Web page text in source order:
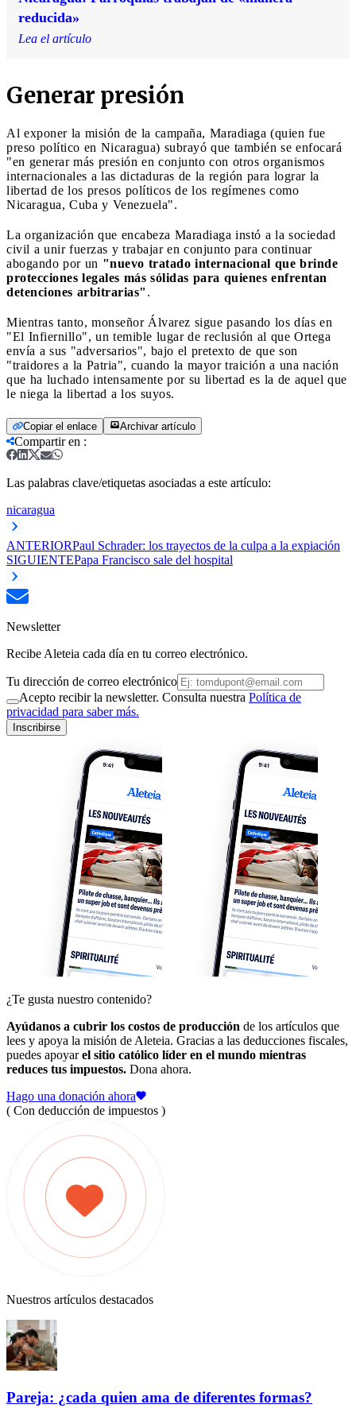
reducida»
Lea el artículo
Generar presión
Al exponer la misión de la campaña, Maradiaga (quien fue
preso político en Nicaragua) subrayó que también se enfocará
"en generar más presión en conjunto con otros organismos
internacionales a las dictaduras de la región para lograr la
libertad de los presos políticos de los regímenes como
Nicaragua, Cuba y Venezuela".
La organización que encabeza Maradiaga instó a la sociedad
civil a unir fuerzas y trabajar en conjunto para continuar
abogando por un "nuevo tratado internacional que brinde
protecciones legales más sólidas para quienes enfrentan
detenciones arbitrarias" .
Mientras tanto, monseñor Álvarez sigue pasando los días en
"El Infiernillo", un temible lugar de reclusión al que Ortega
envía a sus "adversarios", bajo el pretexto de que son
"traidores a la Patria", cuando la mayor traición a una nación
que ha luchado intensamente por su libertad es la de aquel que
le niega la libertad a los suyos.
Copiar el enlace Archivar artículo
Compartir en :
Las palabras clave/etiquetas asociadas a este artículo:
nicaragua
ANTERIORPaul Schrader: los trayectos de la culpa a la expiación
SIGUIENTEPapa Francisco sale del hospital
Newsletter
Recibe Aleteia cada día en tu correo electrónico.
Tu dirección de correo electrónico
Acepto recibir la newsletter. Consulta nuestra Política de
privacidad para saber más.
Inscribirse
¿Te gusta nuestro contenido?
Ayúdanos a cubrir los costos de producción de los artículos que
lees y apoya la misión de Aleteia. Gracias a las deducciones fiscales,
puedes apoyarel sitio católico líder en el mundo mientras
reduces tus impuestos. Dona ahora.
Hago una donación ahora
( Con deducción de impuestos )
Nuestros artículos destacados
Pareja: ¿cada quien ama de diferentes formas?